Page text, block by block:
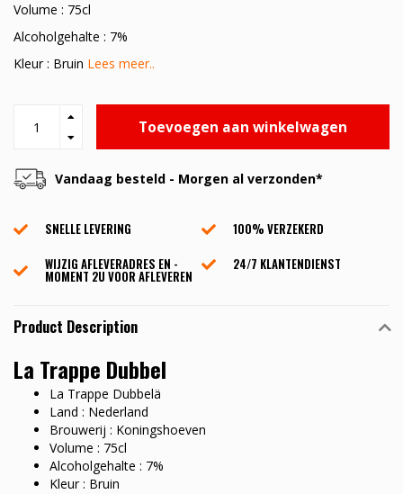
Volume : 75cl
Alcoholgehalte : 7%
Kleur : Bruin Lees meer..
Toevoegen aan winkelwagen
Vandaag besteld - Morgen al verzonden*
SNELLE LEVERING
100% VERZEKERD
WIJZIG AFLEVERADRES EN -
MOMENT 2U VOOR AFLEVEREN
24/7 KLANTENDIENST
Product Description
La Trappe Dubbel
La Trappe Dubbelä
Land : Nederland
Brouwerij : Koningshoeven
Volume : 75cl
Alcoholgehalte : 7%
Kleur : Bruin